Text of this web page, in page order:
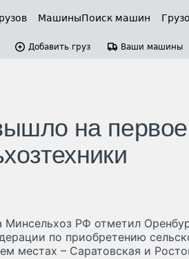
МашиныПоиск машин
Добавить груз Ваши машины
на
Минсельхоз РФ отметил
по приобретению
местах – Саратовская и